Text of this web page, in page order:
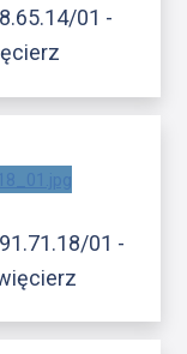
01 -
01 -